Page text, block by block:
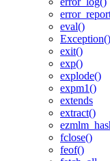
eval()
Exception()
exit()
exp()
explode()
expm1()
extends
extract()
fclose()
feof()